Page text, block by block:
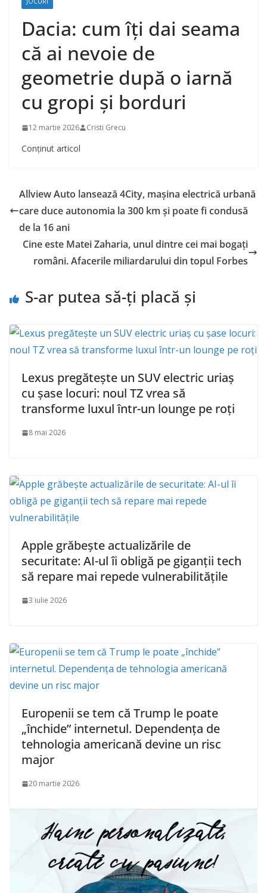
Dacia: cum îți dai seama
că ai nevoie de
geometrie după o iarnă
cu gropi și borduri
12 martie 2026 Cristi Grecu
Conținut articol
Allview Auto lansează 4City, mașina electrică urbană
care duce autonomia la 300 km și poate fi condusă
de la 16 ani
Cine este Matei Zaharia, unul dintre cei mai bogați
români. Afacerile miliardarului din topul Forbes
S-ar putea să-ți placă și
Lexus pregătește un SUV electric uriaș
cu șase locuri: noul TZ vrea să
transforme luxul într-un lounge pe roți
8 mai 2026
Apple grăbește actualizările de
securitate: AI-ul îi obligă pe giganții tech
să repare mai repede vulnerabilitățile
3 iulie 2026
Europenii se tem că Trump le poate
„închide” internetul. Dependența de
tehnologia americană devine un risc
major
20 martie 2026